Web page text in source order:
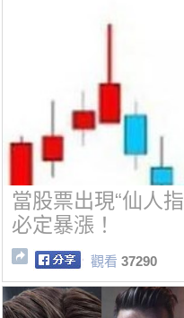
當股票出現“仙人
必定暴漲！
觀看 37290